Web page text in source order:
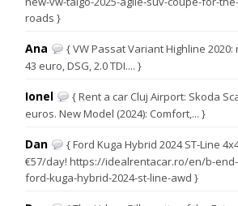
roads }
Ana
{ VW Passat Variant Highline
43 euro, DSG, 2.0 TDI.... }
Ionel
{ Rent a car Cluj Airport: Skoda
euros. New Model (2024): Comfort,... }
Dan
{ Ford Kuga Hybrid 2024 ST-Line
€57/day! https://idealrentacar.ro/en/b-
ford-kuga-hybrid-2024-st-line-awd }